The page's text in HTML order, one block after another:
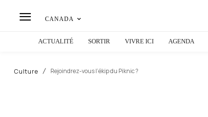
CANADA
ACTUALITÉ SORTIR VIVRE ICI AGENDA
Culture Rejoindrez-vous l’ékip du Piknic ?